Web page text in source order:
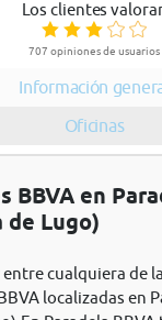
Los clientes
707 opiniones de usuarios
Información
Oficinas
BBVA en
de Lugo)
entre cualquiera de
localizadas en